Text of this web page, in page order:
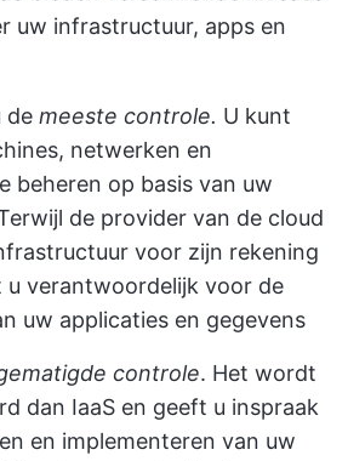
uw infrastructuur, apps en
de meeste controle. U kunt
netwerken en
beheren op basis van uw
de provider van de cloud
voor zijn rekening
u verantwoordelijk voor de
uw applicaties en gegevens
controle. Het wordt
dan IaaS en geeft u inspraak
en implementeren van uw